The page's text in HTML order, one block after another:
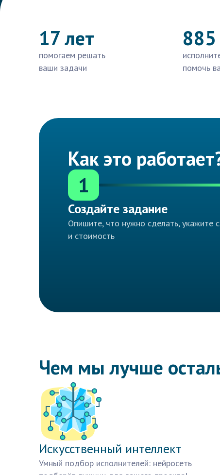
17 лет
помогаем решать
ваши задачи
885
помочь
Как это
1
Создайте задание
Опишите, что нужно сделать, укажите
и стоимость
Чем мы лучше
Искусственный интеллект
Умный подбор исполнителей: нейросеть